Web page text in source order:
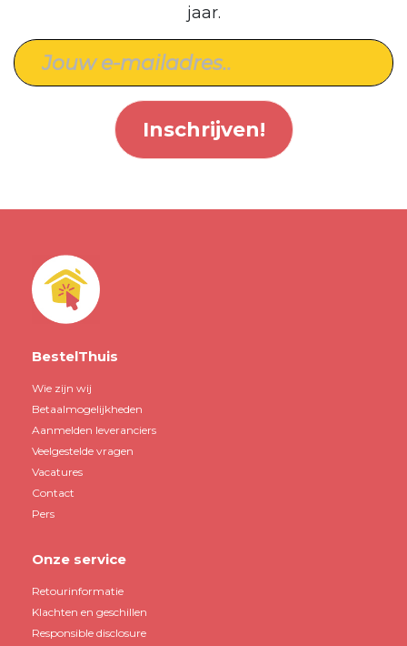
jaar.
Inschrijven!
BestelThuis
Wie zijn wij
Betaalmogelijkheden
Aanmelden leveranciers
Veelgestelde vragen
Vacatures
Contact
Pers
Onze service
Retourinformatie
Klachten en geschillen
Responsible disclosure